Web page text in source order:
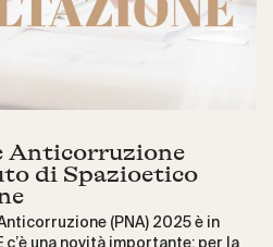
Anticorruzione
di Spazioetico
(PNA) 2025 è in